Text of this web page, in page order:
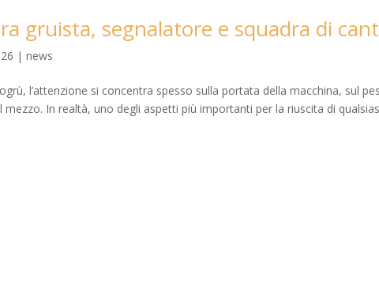
gruista, segnalatore e squadra di
|news
l’attenzione si concentra spesso sulla portata della macchina, sul
mezzo. In realtà, uno degli aspetti più importanti per la riuscita di